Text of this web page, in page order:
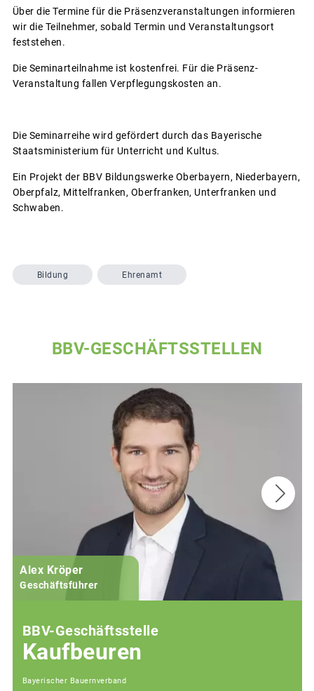
Über die Termine für die Präsenzveranstaltungen informieren
wir die Teilnehmer, sobald Termin und Veranstaltungsort
feststehen.
Die Seminarteilnahme ist kostenfrei. Für die Präsenz-
Veranstaltung fallen Verpflegungskosten an.
Die Seminarreihe wird gefördert durch das Bayerische
Staatsministerium für Unterricht und Kultus.
Ein Projekt der BBV Bildungswerke Oberbayern, Niederbayern,
Oberpfalz, Mittelfranken, Oberfranken, Unterfranken und
Schwaben.
Bildung Ehrenamt
BBV-GESCHÄFTSSTELLEN
Alex Kröper
Geschäftsführer
BBV-Geschäftsstelle
Kaufbeuren
Bayerischer Bauernverband